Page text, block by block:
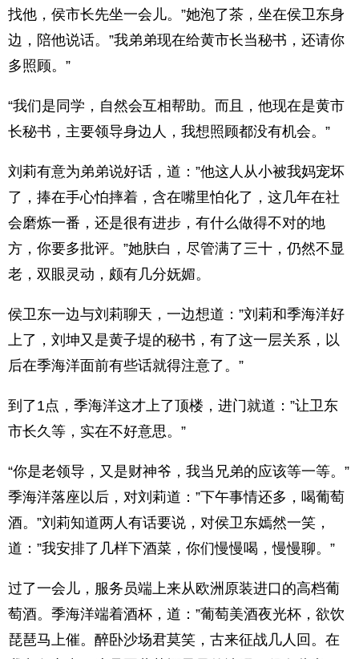
找他，侯市长先坐一会儿。”她泡了茶，坐在侯卫东身
边，陪他说话。”我弟弟现在给黄市长当秘书，还请你
多照顾。”
“我们是同学，自然会互相帮助。而且，他现在是黄市
长秘书，主要领导身边人，我想照顾都没有机会。”
刘莉有意为弟弟说好话，道：”他这人从小被我妈宠坏
了，捧在手心怕摔着，含在嘴里怕化了，这几年在社
会磨炼一番，还是很有进步，有什么做得不对的地
方，你要多批评。”她肤白，尽管满了三十，仍然不显
老，双眼灵动，颇有几分妩媚。
侯卫东一边与刘莉聊天，一边想道：”刘莉和季海洋好
上了，刘坤又是黄子堤的秘书，有了这一层关系，以
后在季海洋面前有些话就得注意了。”
到了1点，季海洋这才上了顶楼，进门就道：”让卫东
市长久等，实在不好意思。”
“你是老领导，又是财神爷，我当兄弟的应该等一等。”
季海洋落座以后，对刘莉道：”下午事情还多，喝葡萄
酒。”刘莉知道两人有话要说，对侯卫东嫣然一笑，
道：”我安排了几样下酒菜，你们慢慢喝，慢慢聊。”
过了一会儿，服务员端上来从欧洲原装进口的高档葡
萄酒。季海洋端着酒杯，道：”葡萄美酒夜光杯，欲饮
琵琶马上催。醉卧沙场君莫笑，古来征战几人回。在